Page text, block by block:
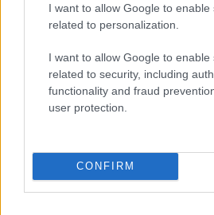
I want to allow Google to enable
related to personalization.
I want to allow Google to enable
related to security, including
functionality and fraud
user protection.
CONFIRM
Pausa caffè impeccabile:
soluzione ideale per la
Monte Pino, la fine di un